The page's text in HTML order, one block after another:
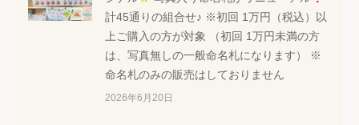
計45通りの組合せ♪ ※初回 1万円（税込）以
上ご購入の方が対象 （初回 1万円未満の方
は、写真無しの一般命名札になります） ※
命名札のみの販売はしておりません
2026年6月20日